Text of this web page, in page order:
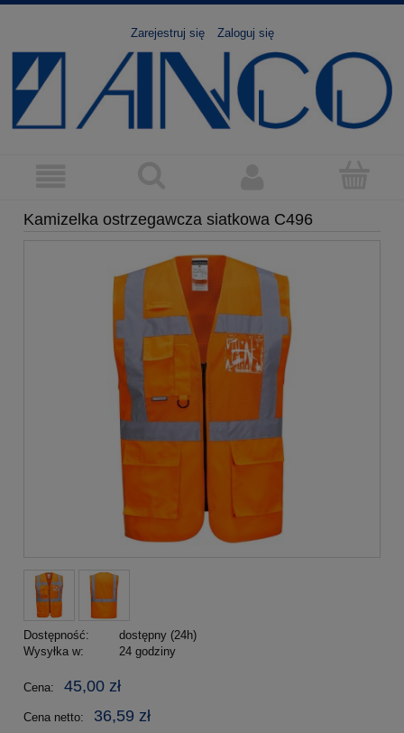
Zarejestruj się Zaloguj się
Kamizelka ostrzegawcza siatkowa C496
Dostępność:
dostępny (24h)
Wysyłka w:
24 godziny
Cena: 45,00 zł
Cena netto: 36,59 zł